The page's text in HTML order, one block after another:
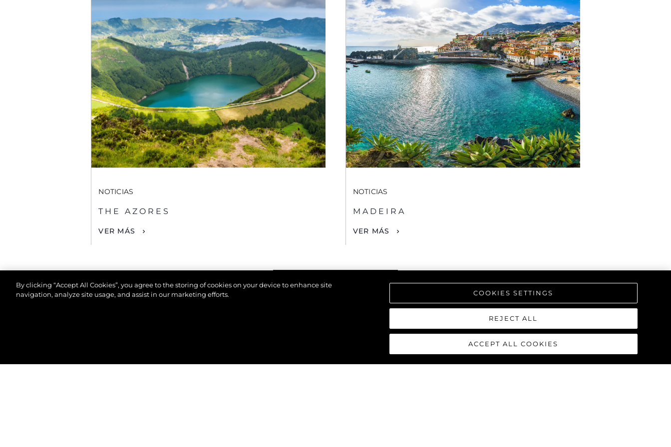
NOTICIAS
THE AZORES
VER MÁS
NOTICIAS
MADEIRA
VER MÁS
VIEW MORE STORIES
By clicking “Accept All Cookies”, you agree to the storing of cookies on your device to enhance site
navigation, analyze site usage, and assist in our marketing efforts.
COOKIES SETTINGS
REJECT ALL
ACCEPT ALL COOKIES